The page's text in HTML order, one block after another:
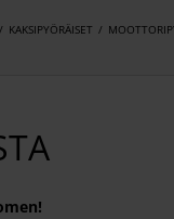
/ KAKSIPYÖRÄISET /